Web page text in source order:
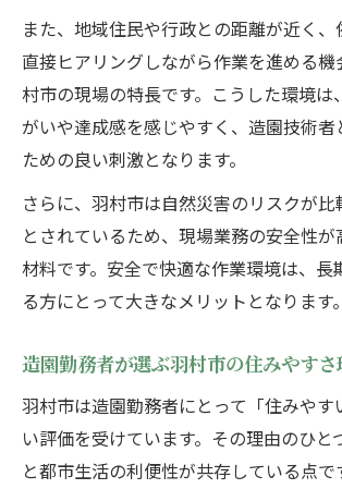
また、地域住民や行政との距離が近く、
直接ヒアリングしながら作業を進める
村市の現場の特長です。こうした環境は
がいや達成感を感じやすく、造園技術者
ための良い刺激となります。
さらに、羽村市は自然災害のリスクが
とされているため、現場業務の安全性
材料です。安全で快適な作業環境は、長
る方にとって大きなメリットとなります。
造園勤務者が選ぶ羽村市の住みやすさ
羽村市は造園勤務者にとって「住みやす
い評価を受けています。その理由のひと
と都市生活の利便性が共存している点で